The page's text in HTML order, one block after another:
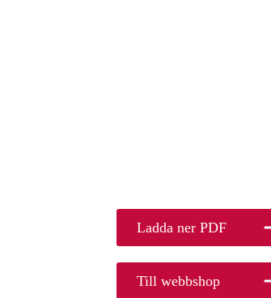
Ladda ner PDF
Till webbshop